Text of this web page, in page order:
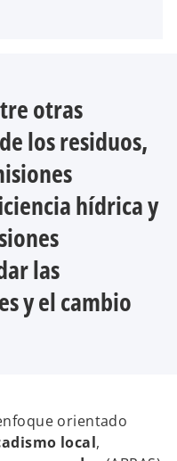
otras
los residuos,
hídrica y
las
y el cambio
orientado
local,